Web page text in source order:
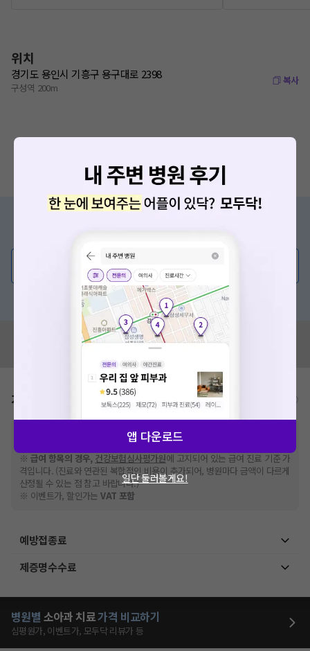
위치
경기도 용인시 기흥구 용구대로 2398
구성역 200m
복사
💬 무엇이든 물어보세요
혹은, 의료상담 서비스에 다양한 게시글 보러가기
혹시 잘못된 병원정보가 있나요?
가격표 비급여/급여 진료란?
추가비용 등으로 실제 가격과 상이할 수 있으니, 정확
한 가격은 해당 의료기관에 직접 문의해주세요.
※ 급여 항목의 경우, 건강보험심사평가원에 고지되어 있는 급여 진료 기준 가
격입니다. (진료와 연관된 복합적인 비용이 추가되어, 병원마다 금액이 다르게
산정될 수 있는 점 참고 바랍니다.)
※ 이벤트가, 할인가는VAT 포함
예방접종료
제증명수수료
병원별 소아과 치료가격 비교하기
심평원가, 이벤트가, 모두닥 리뷰가 등
앱 다운로드
일단 둘러볼게요!